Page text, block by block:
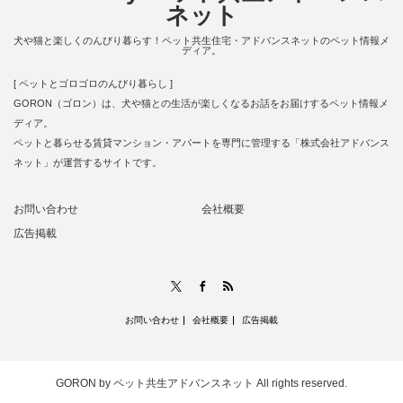
ネット
犬や猫と楽しくのんびり暮らす！ペット共生住宅・アドバンスネットのペット情報メ
ディア。
[ ペットとゴロゴロのんびり暮らし ]
GORON（ゴロン）は、犬や猫との生活が楽しくなるお話をお届けするペット情報メ
ディア。
ペットと暮らせる賃貸マンション・アパートを専門に管理する「株式会社アドバンス
ネット」が運営するサイトです。
お問い合わせ
会社概要
広告掲載
Facebook
お問い合わせ 会社概要 広告掲載
GORON by ペット共生アドバンスネット All rights reserved.